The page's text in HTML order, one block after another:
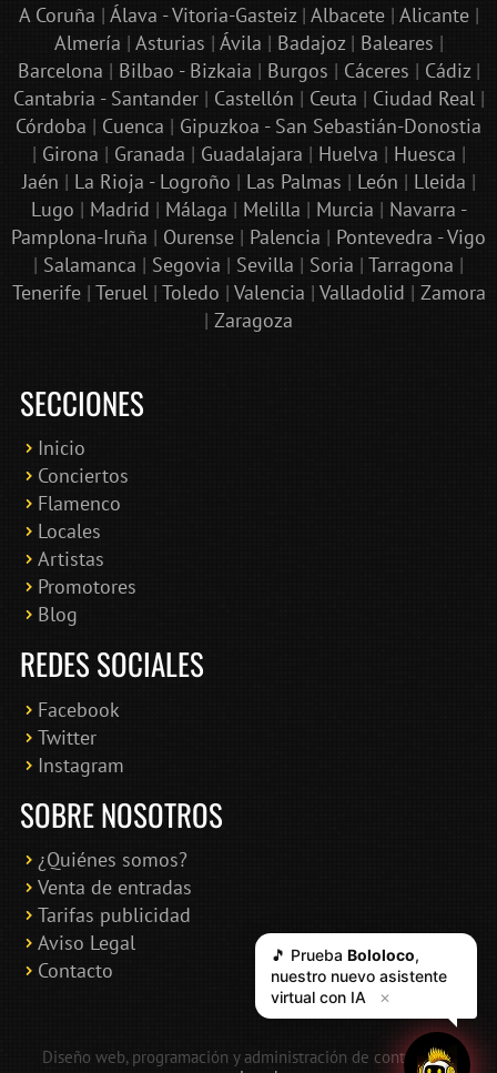
A Coruña | Álava - Vitoria-Gasteiz| Albacete| Alicante|
Almería | Asturias | Ávila | Badajoz| Baleares |
Barcelona | Bilbao - Bizkaia | Burgos | Cáceres | Cádiz|
Cantabria - Santander| Castellón | Ceuta | Ciudad Real|
Córdoba | Cuenca | Gipuzkoa - San Sebastián-Donostia
| Girona | Granada | Guadalajara | Huelva | Huesca |
Jaén | La Rioja - Logroño | Las Palmas | León | Lleida |
Lugo | Madrid | Málaga | Melilla | Murcia | Navarra -
Pamplona-Iruña | Ourense | Palencia | Pontevedra - Vigo
| Salamanca | Segovia | Sevilla | Soria | Tarragona |
Tenerife| Teruel| Toledo | Valencia | Valladolid | Zamora
| Zaragoza
SECCIONES
Inicio
Conciertos
Flamenco
Locales
Artistas
Promotores
Blog
REDES SOCIALES
Facebook
Twitter
Instagram
SOBRE NOSOTROS
¿Quiénes somos?
Venta de entradas
Tarifas publicidad
Aviso Legal
Contacto
Diseño web, programación y administración de contenidos:
🎵 Prueba Bololoco,
nuestro nuevo asistente
virtual con IA
✕